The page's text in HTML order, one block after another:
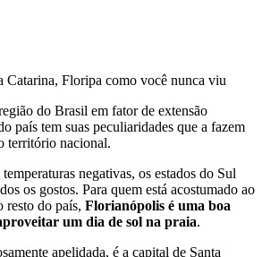
do Brasil em fator de extensão
país tem suas peculiaridades que a fazem
território nacional.
negativas, os estados do Sul
os gostos. Para quem está acostumado ao
resto do país, Florianópolis é uma boa
um dia de sol na praia.
apelidada, é a capital de Santa